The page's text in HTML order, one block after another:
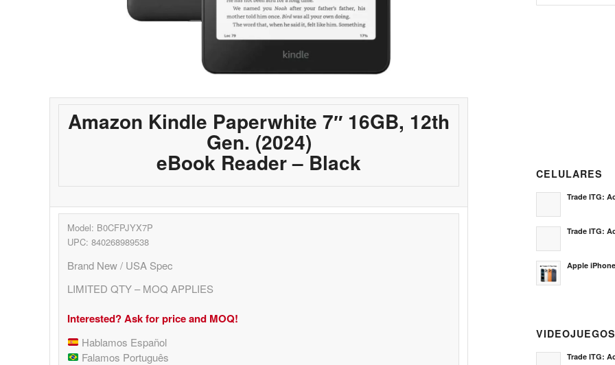
Amazon Kindle Paperwhite 7″ 16GB, 12th
Gen. (2024)
eBook Reader – Black
Model: B0CFPJYX7P
UPC: 840268989538
Brand New / USA Spec
LIMITED QTY – MOQ APPLIES
Interested? Ask for price and MOQ!
Hablamos Español
Falamos Português
CELULARES
Trade ITG:
Trade ITG:
Apple
VIDEOJUEGOS
Trade ITG: